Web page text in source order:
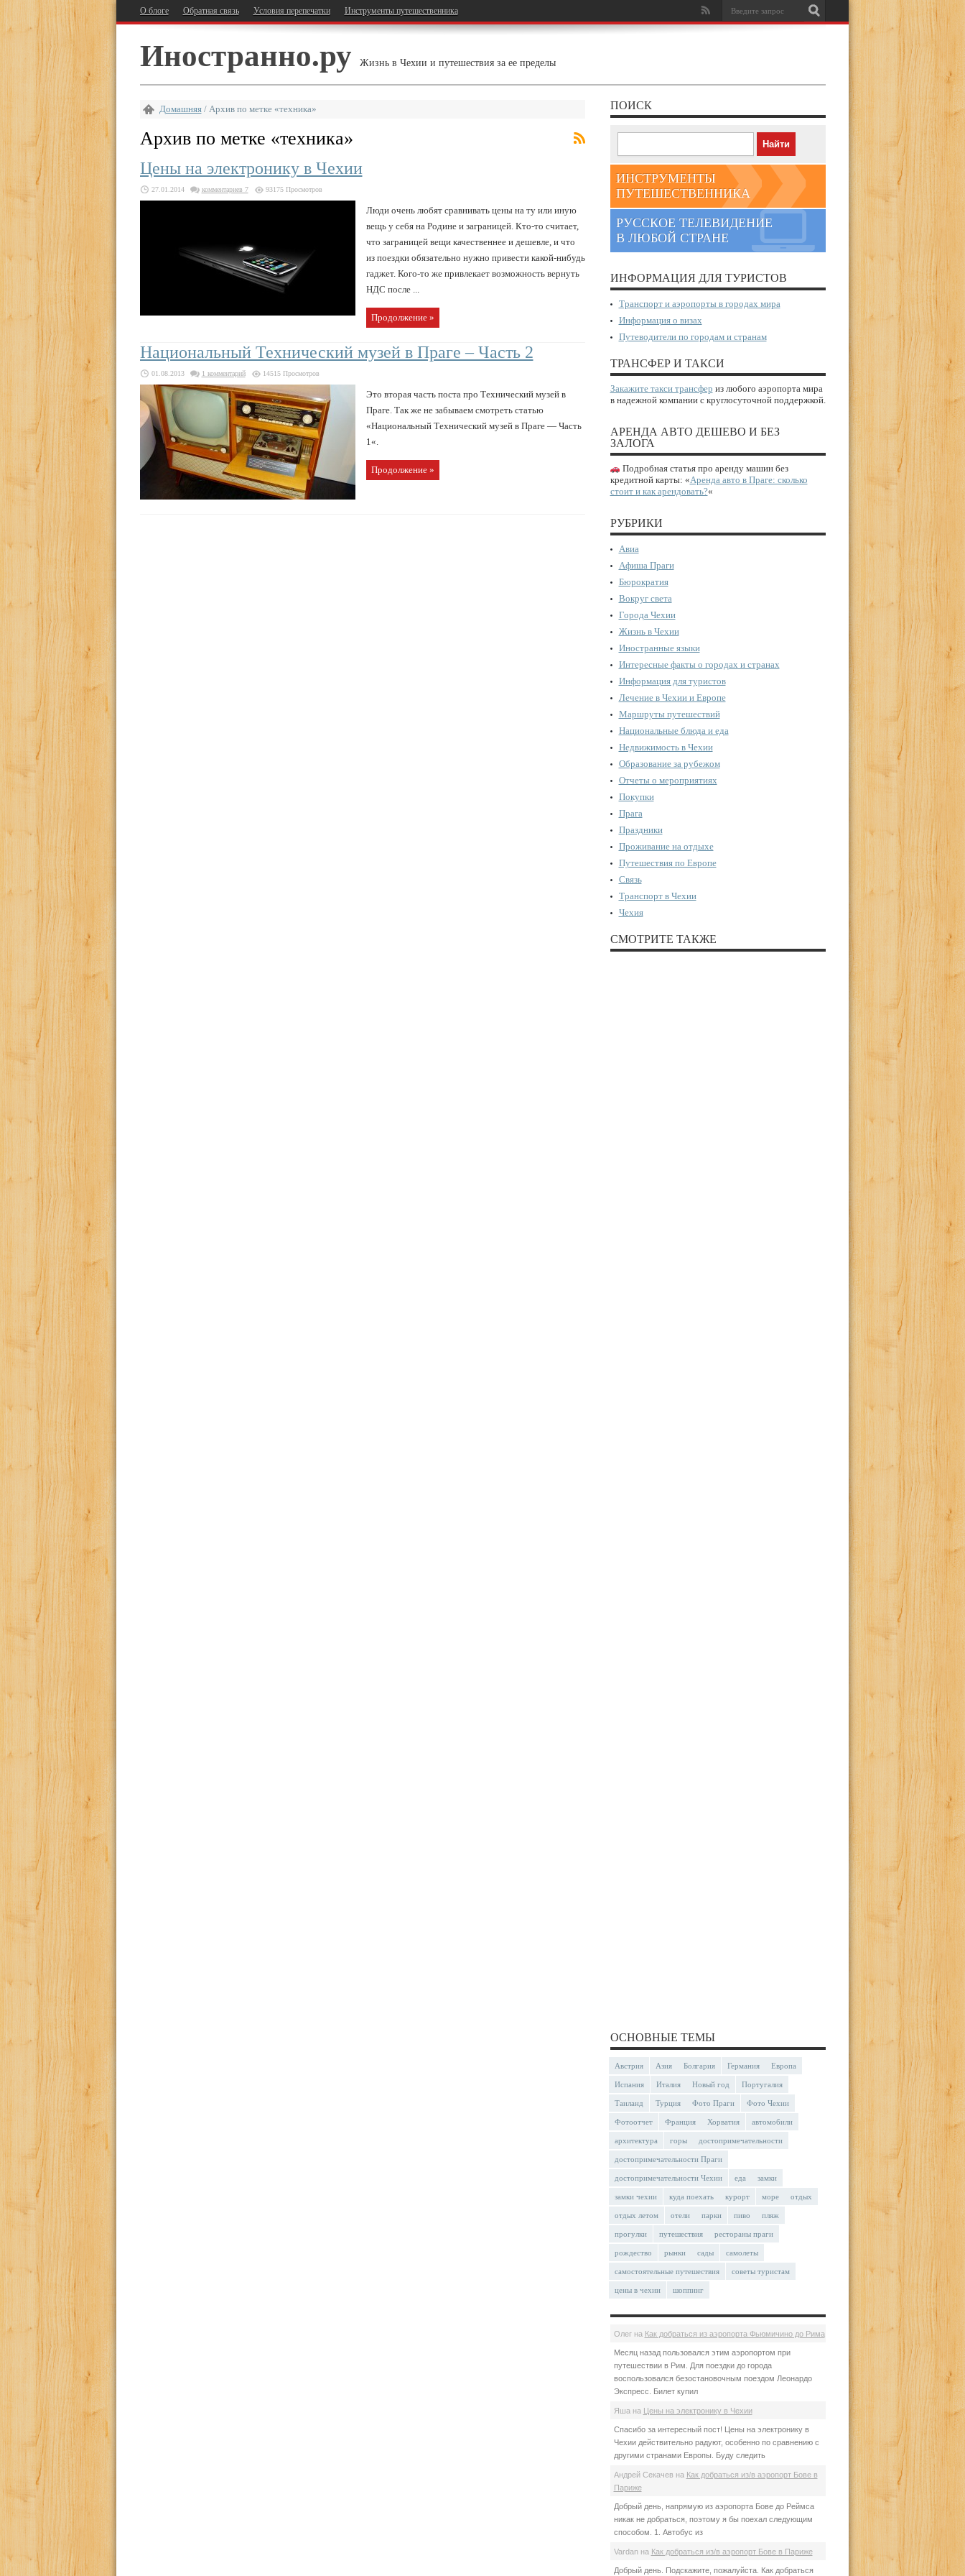
О блоге Обратная связь Условия перепечатки Инструменты путешественника
Иностранно.ру Жизнь в Чехии и путешествия за ее пределы
Домашняя/ Архив по метке «техника»
Архив по метке «техника»
Цены на электронику в Чехии
27.01.2014 комментариев 7 93175 Просмотров
Люди очень любят сравнивать цены на ту или иную
вещь у себя на Родине и заграницей. Кто-то считает,
что заграницей вещи качественнее и дешевле, и что
из поездки обязательно нужно привести какой-нибудь
гаджет. Кого-то же привлекает возможность вернуть
НДС после ...
Продолжение »
Национальный Технический музей в Праге – Часть 2
01.08.2013 1 комментарий 14515 Просмотров
Это вторая часть поста про Технический музей в
Праге. Так же не забываем смотреть статью
«Национальный Технический музей в Праге — Часть
1«.
Продолжение »
ПОИСК
ИНСТРУМЕНТЫ
ПУТЕШЕСТВЕННИКА
РУССКОЕ ТЕЛЕВИДЕНИЕ
В ЛЮБОЙ СТРАНЕ
ИНФОРМАЦИЯ ДЛЯ ТУРИСТОВ
Транспорт и аэропорты в городах мира
Информация о визах
Путеводители по городам и странам
ТРАНСФЕР И ТАКСИ
Закажите такси трансфер из любого аэропорта мира
в надежной компании с круглосуточной поддержкой.
АРЕНДА АВТО ДЕШЕВО И БЕЗ
ЗАЛОГА
Подробная статья про аренду машин без
кредитной карты: «Аренда авто в Праге: сколько
стоит и как арендовать?«
РУБРИКИ
Авиа
Афиша Праги
Бюрократия
Вокруг света
Города Чехии
Жизнь в Чехии
Иностранные языки
Интересные факты о городах и странах
Информация для туристов
Лечение в Чехии и Европе
Маршруты путешествий
Национальные блюда и еда
Недвижимость в Чехии
Образование за рубежом
Отчеты о мероприятиях
Покупки
Прага
Праздники
Проживание на отдыхе
Путешествия по Европе
Связь
Транспорт в Чехии
Чехия
СМОТРИТЕ ТАКЖЕ
ОСНОВНЫЕ ТЕМЫ
Австрия Азия Болгария Германия Европа
Испания Италия Новый год Португалия
Таиланд Турция Фото Праги Фото Чехии
Фотоотчет Франция Хорватия автомобили
архитектура горы достопримечательности
достопримечательности Праги
достопримечательности Чехии еда замки
замки чехии куда поехать курорт море отдых
отдых летом отели парки пиво пляж
прогулки путешествия рестораны праги
рождество рынки сады самолеты
самостоятельные путешествия советы туристам
цены в чехии шоппинг
Олегна Как добраться из аэропорта Фьюмичино до Рима
Месяц назад пользовался этим аэропортом при
путешествии в Рим. Для поездки до города
воспользовался безостановочным поездом Леонардо
Экспресс. Билет купил
Яша на Цены на электронику в Чехии
Спасибо за интересный пост! Цены на электронику в
Чехии действительно радуют, особенно по сравнению с
другими странами Европы. Буду следить
Андрей Секачев на Как добраться из/в аэропорт Бове в
Париже
Добрый день, напрямую из аэропорта Бове до Реймса
никак не добраться, поэтому я бы поехал следующим
способом. 1. Автобус из
Vardanна Как добраться из/в аэропорт Бове в Париже
Добрый день. Подскажите, пожалуйста. Как добраться